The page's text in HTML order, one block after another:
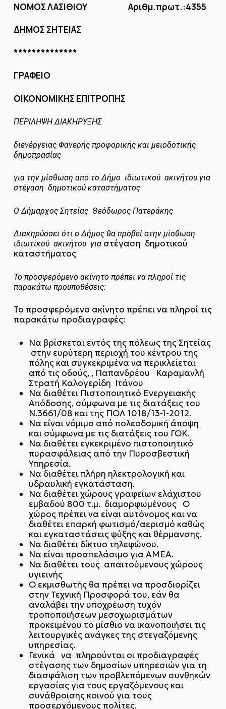
ΝΟΜΟΣ ΛΑΣΙΘΙΟΥ Αριθμ.πρωτ.:4355
ΔΗΜΟΣ ΣΗΤΕΙΑΣ
**************
ΓΡΑΦΕΙΟ
ΟΙΚΟΝΟΜΙΚΗΣ ΕΠΙΤΡΟΠΗΣ
ΠΕΡΙΛΗΨΗ ΔΙΑΚΗΡΥΞΗΣ
διενέργειας Φανερής προφορικής και μειοδοτικής
δημοπρασίας
για την μίσθωση από το Δήμο ιδιωτικού ακινήτου για
στέγαση δημοτικού καταστήματος
Ο Δήμαρχος Σητείας Θεόδωρος Πατεράκης
Διακηρύσσει ότι ο Δήμος θα προβεί στην μίσθωση
ιδιωτικού ακινήτου γιαστέγαση δημοτικού
καταστήματος
Το προσφερόμενο ακίνητο πρέπει να πληροί τις
παρακάτω προϋποθέσεις:
Το προσφερόμενο ακίνητο πρέπει να πληροί τις
παρακάτω προδιαγραφές:
Να βρίσκεται εντός της πόλεως της Σητείας
στην ευρύτερη περιοχή του κέντρου της
πόλης και συγκεκριμένα να περικλείεται
από τις οδούς, , Παπανδρέου Καραμανλή
Στρατή Καλογερίδη Ιτάνου
Να διαθέτει Πιστοποιητικό Ενεργειακής
Απόδοσης, σύμφωνα με τις διατάξεις του
Ν.3661/08 και της ΠΟΛ 1018/13-1-2012.
Να είναι νόμιμο από πολεοδομική άποψη
και σύμφωνα με τις διατάξεις του ΓΟΚ.
Να διαθέτει εγκεκριμένο πιστοποιητικό
πυρασφάλειας από την Πυροσβεστική
Υπηρεσία.
Να διαθέτει πλήρη ηλεκτρολογική και
υδραυλική εγκατάσταση.
Να διαθέτει χώρους γραφείων ελάχιστου
εμβαδού 800 τ.μ. διαμορφωμένους Ο
χώρος πρέπει να είναι αυτόνομος και να
διαθέτει επαρκή φωτισμό/αερισμό καθώς
και εγκαταστάσεις ψύξης και θέρμανσης.
Να διαθέτει δίκτυο τηλεφώνου.
Να είναι προσπελάσιμο για ΑΜΕΑ.
Να διαθέτει τους απαιτούμενους χώρους
υγιεινής
Ο εκμισθωτής θα πρέπει να προσδιορίζει
στην Τεχνική Προσφορά του, εάν θα
αναλάβει την υποχρέωση τυχόν
τροποποιήσεων μεσοχωρισμάτων
προκειμένου το μίσθιο να ικανοποιήσει τις
λειτουργικές ανάγκες της στεγαζόμενης
υπηρεσίας.
Γενικά να πληρούνται οι προδιαγραφές
στέγασης των δημοσίων υπηρεσιών για τη
διασφάλιση των προβλεπόμενων συνθηκών
εργασίας για τους εργαζόμενους και
συνάθροισης κοινού για τους
προσερχόμενους πολίτες.